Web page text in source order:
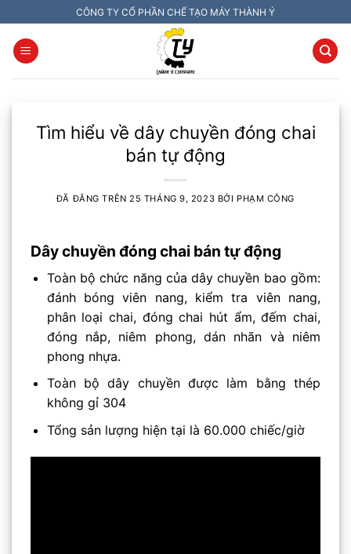
đến
nội
dung
CÔNG TY CỔ PHẦN CHẾ TẠO MÁY THÀNH Ý
Tìm hiểu về dây chuyền đóng chai
bán tự động
ĐÃ ĐĂNG TRÊN25 THÁNG 9, 2023 BỞI PHẠM CÔNG
Dây chuyền đóng chai bán tự động
Toàn bộ chức năng của dây chuyền bao gồm:
đánh bóng viên nang, kiểm tra viên nang,
phân loại chai, đóng chai hút ẩm, đếm chai,
đóng nắp, niêm phong, dán nhãn và niêm
phong nhựa.
Toàn bộ dây chuyền được làm bằng thép
không gỉ 304
Tổng sản lượng hiện tại là 60.000 chiếc/giờ